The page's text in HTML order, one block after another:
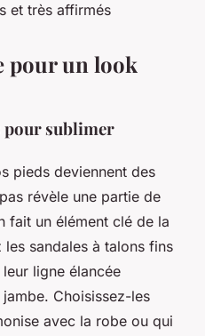
et très affirmés
pour un look
pour sublimer
pieds deviennent des
révèle une partie de
fait un élément clé de la
sandales à talons fins
ligne élancée
Choisissez-les
avec la robe ou qui